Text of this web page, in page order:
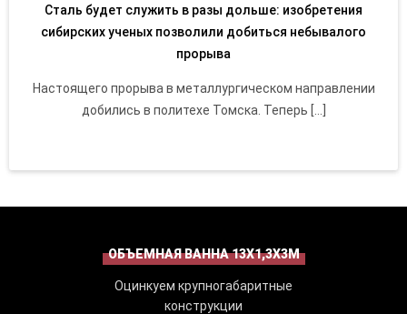
Сталь будет служить в разы дольше: изобретения
сибирских ученых позволили добиться небывалого
прорыва
Настоящего прорыва в металлургическом направлении
добились в политехе Томска. Теперь […]
ОБЪЕМНАЯ ВАННА 13Х1,3Х3М
Оцинкуем крупногабаритные
конструкции